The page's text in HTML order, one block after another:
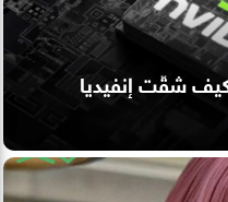
كيف شقّت إنفيديا